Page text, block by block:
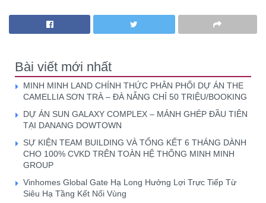
Bài viết mới nhất
MINH MINH LAND CHÍNH THỨC PHÂN PHỐI DỰ ÁN THE
CAMELLIA SƠN TRÀ – ĐÀ NẴNG CHỈ 50 TRIỆU/BOOKING
DỰ ÁN SUN GALAXY COMPLEX – MẢNH GHÉP ĐẦU TIÊN
TẠI DANANG DOWTOWN
SỰ KIỆN TEAM BUILDING VÀ TỔNG KẾT 6 THÁNG DÀNH
CHO 100% CVKD TRÊN TOÀN HỆ THỐNG MINH MINH
GROUP
Vinhomes Global Gate Hạ Long Hưởng Lợi Trực Tiếp Từ
Siêu Hạ Tầng Kết Nối Vùng